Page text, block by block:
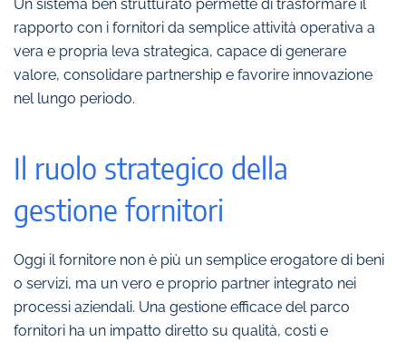
Un sistema ben strutturato permette di trasformare il
rapporto con i fornitori da semplice attività operativa a
vera e propria leva strategica, capace di generare
valore, consolidare partnership e favorire innovazione
nel lungo periodo.
Il ruolo strategico della
gestione fornitori
Oggi il fornitore non è più un semplice erogatore di beni
o servizi, ma un vero e proprio partner integrato nei
processi aziendali. Una gestione efficace del parco
fornitori ha un impatto diretto su qualità, costi e